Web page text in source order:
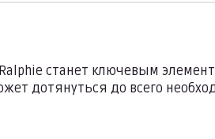
станет ключевым
дотянуться до всего